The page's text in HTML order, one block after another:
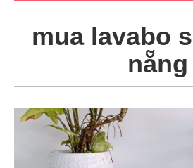
mua lavabo
nẵng